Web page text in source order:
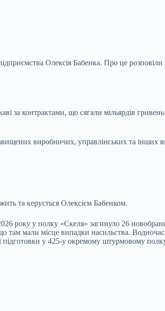
Олексія Бабенка. Про це розповіли
за контрактами, що сягали мільярдів
виробничих, управлінських та інших
та керується Олексієм Бабенком.
року у полку «Скеля» загинуло 26
там мали місце випадки насильства.
підготовки у 425-у окремому штурмовому